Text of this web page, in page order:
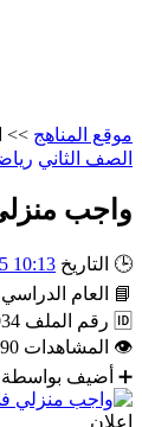
موقع المناهج >>
الصف الثاني
واجب
🕒 التاريخ 10:13 2025-04-25
📘
العام الدراسي
🆔 رقم الملف
👁 المشاهدات
➕ أضيف بواسطة
إعلان